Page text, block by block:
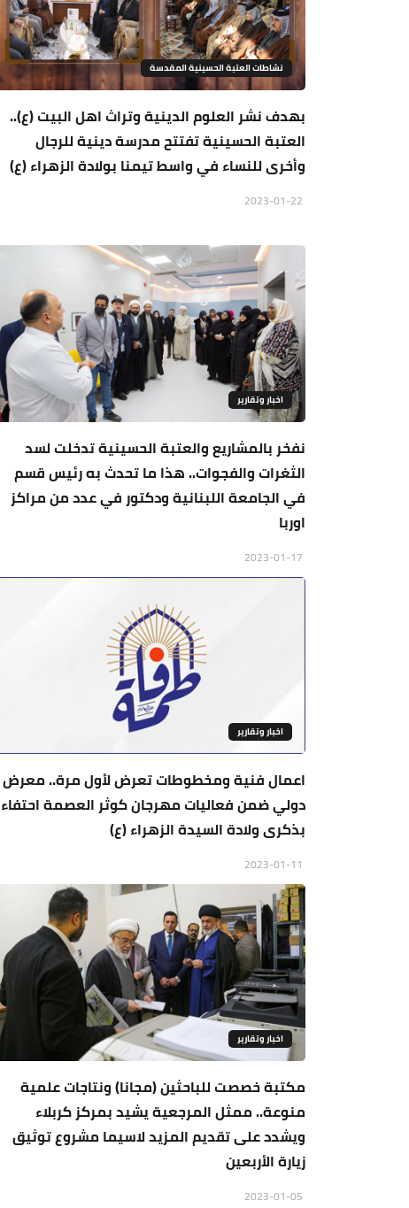
نشاطات العتبة الحسينية المقدسة
بهدف نشر العلوم الدينية وتراث اهل البيت (ع)..
العتبة الحسينية تفتتح مدرسة دينية للرجال
وأخرى للنساء في واسط تيمنا بولادة الزهراء (ع)
اخبار وتقارير
نفخر بالمشاريع والعتبة الحسينية تدخلت لسد
الثغرات والفجوات.. هذا ما تحدث به رئيس قسم
في الجامعة اللبنانية ودكتور في عدد من مراكز
اوربا
اخبار وتقارير
اعمال فنية ومخطوطات تعرض لأول مرة.. معرض
دولي ضمن فعاليات مهرجان كوثر العصمة احتفاء
بذكرى ولادة السيدة الزهراء (ع)
اخبار وتقارير
مكتبة خصصت للباحثين (مجانا) ونتاجات علمية
منوعة.. ممثل المرجعية يشيد بمركز كربلاء
ويشدد على تقديم المزيد لاسيما مشروع توثيق
زيارة الأربعين